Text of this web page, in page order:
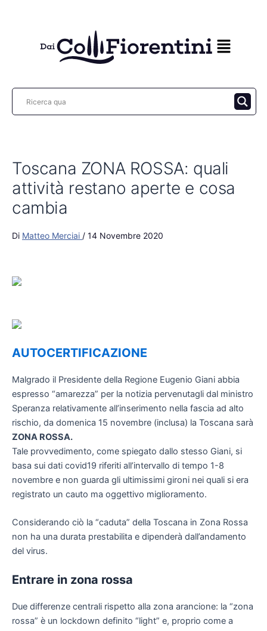
Toscana ZONA ROSSA: quali
attività restano aperte e cosa
cambia
Di Matteo Merciai / 14 Novembre 2020
AUTOCERTIFICAZIONE
Malgrado il Presidente della Regione Eugenio Giani abbia
espresso “amarezza” per la notizia pervenutagli dal ministro
Speranza relativamente all’inserimento nella fascia ad alto
rischio, da domenica 15 novembre (inclusa) la Toscana sarà
ZONA ROSSA.
Tale provvedimento, come spiegato dallo stesso Giani, si
basa sui dati covid19 riferiti all’intervallo di tempo 1-8
novembre e non guarda gli ultimissimi gironi nei quali si era
registrato un cauto ma oggettivo miglioramento.
Considerando ciò la “caduta” della Toscana in Zona Rossa
non ha una durata prestabilita e dipenderà dall’andamento
del virus.
Entrare in zona rossa
Due differenze centrali rispetto alla zona arancione: la “zona
rossa” è un lockdown definito “light” e, proprio come a